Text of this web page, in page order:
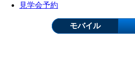
見学会予約
モバイル